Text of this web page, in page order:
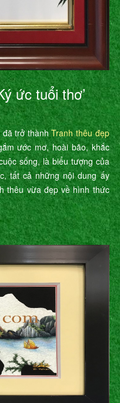
ức tuổi thơ’
trở thànhTranh thêu đẹp
ước mơ, hoài bão, khắc
sống, là biểu tượng của
tất cả những nội dung ấy
thêu vừa đẹp về hình thức